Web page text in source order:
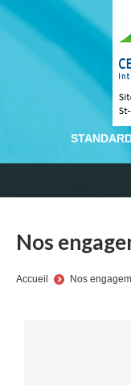
Nos
You are here:
Accueil Nos